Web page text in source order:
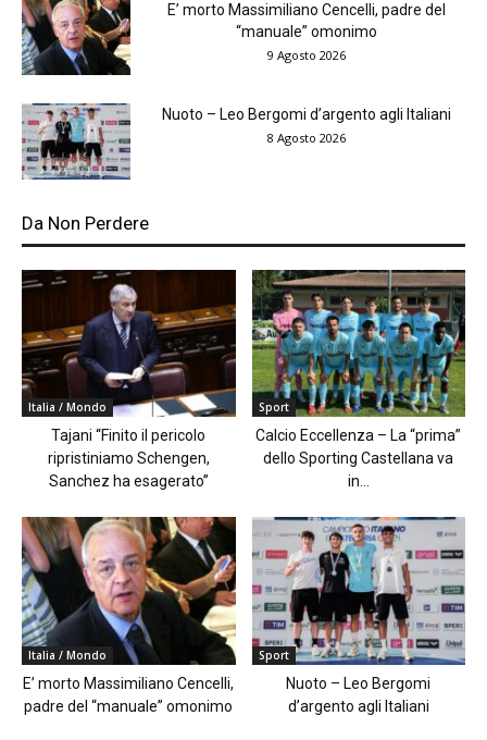
E’ morto Massimiliano Cencelli, padre del
“manuale” omonimo
9 Agosto 2026
Nuoto – Leo Bergomi d’argento agli Italiani
8 Agosto 2026
Da Non Perdere
Italia / Mondo
Tajani “Finito il pericolo
ripristiniamo Schengen,
Sanchez ha esagerato”
Sport
Calcio Eccellenza – La “prima”
dello Sporting Castellana va
in...
Italia / Mondo
E’ morto Massimiliano Cencelli,
padre del “manuale” omonimo
Sport
Nuoto – Leo Bergomi
d’argento agli Italiani